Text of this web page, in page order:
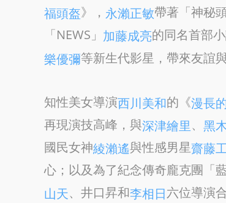
福頭盔》， 永瀨正敏帶著「神秘
「NEWS」 加藤成亮的同名首部
樂優彌等新生代影星，帶來友誼
知性美女導演西川美和的《漫長
再現演技高峰，與深津繪里、 黑
國民女神綾瀨遙與性感男星齋藤
心；以及為了紀念傳奇龐克團「
山天、井口昇和李相日六位導演